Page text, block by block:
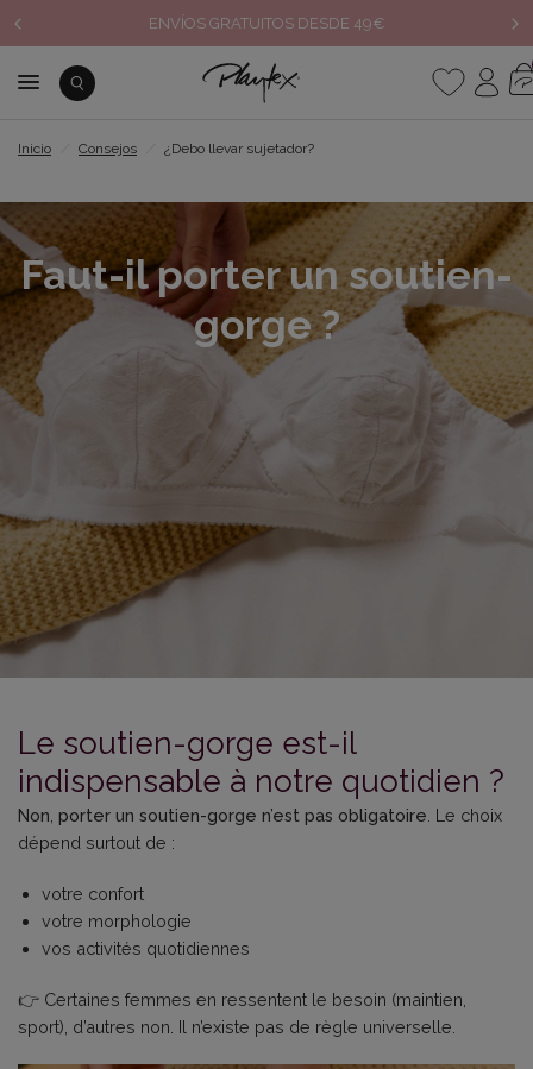
ENVÍOS GRATUITOS DESDE 49€
Inicio Consejos ¿Debo llevar sujetador?
Faut-il porter un soutien-
gorge ?
Le soutien-gorge est-il
indispensable à notre quotidien ?
Non ,porter un soutien-gorge n’est pas obligatoire . Le choix
dépend surtout de :
votre confort
votre morphologie
vos activités quotidiennes
👉 Certaines femmes en ressentent le besoin (maintien,
sport), d’autres non. Il n’existe pas de règle universelle.